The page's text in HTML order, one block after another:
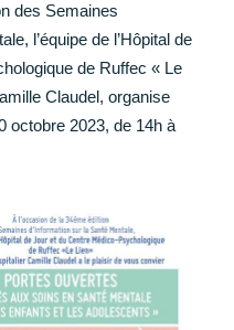
des Semaines
l’équipe de l’Hôpital de
de Ruffec « Le
Claudel, organise
octobre 2023, de 14h à